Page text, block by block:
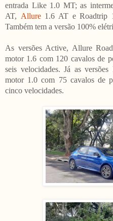
entrada Like 1.0 MT; as
AT, Allure1.6 AT e Roadtrip
Também tem a versão 100%
As versões Active, Allure
motor 1.6 com 120 cavalos de
seis velocidades. Já as
motor 1.0 com 75 cavalos de
cinco velocidades.